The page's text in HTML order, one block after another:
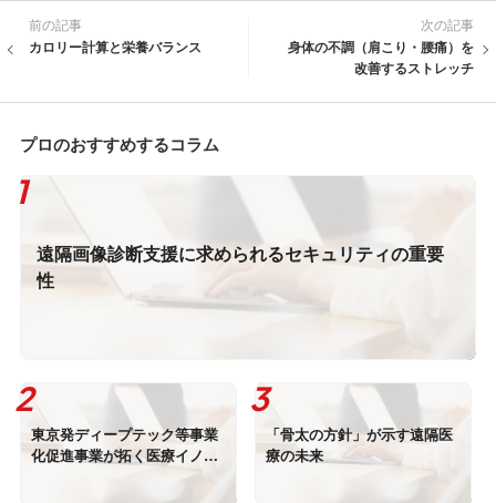
前の記事
カロリー計算と栄養バランス
次の記事
身体の不調（肩こり・腰痛）を
改善するストレッチ
プロのおすすめするコラム
遠隔画像診断支援に求められるセキュリティの重要
性
東京発ディープテック等事業
化促進事業が拓く医療イノベ
「骨太の方針」が示す遠隔医
療の未来